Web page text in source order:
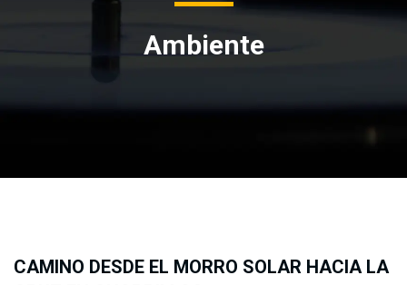
Ambiente
CAMINO DESDE EL MORRO SOLAR HACIA LA